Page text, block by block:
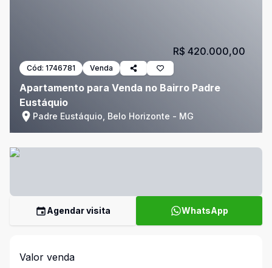
Cód: 1746781 Venda
Apartamento para Venda no Bairro Padre
Eustáquio
Padre Eustáquio, Belo Horizonte - MG
R$ 420.000,00
Agendar visita WhatsApp
Valor venda